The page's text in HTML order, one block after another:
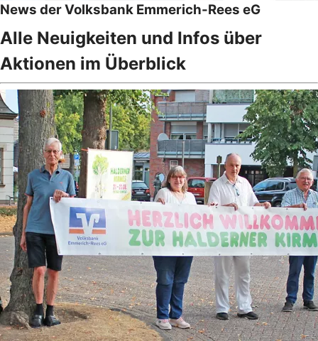
News der Volksbank Emmerich-Rees eG
Alle Neuigkeiten und Infos über
Aktionen im Überblick